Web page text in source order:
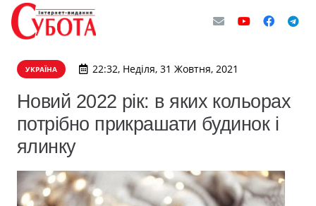
УКРАЇНА 22:32, Неділя, 31 Жовтня, 2021
Новий 2022 рік: в яких кольорах
потрібно прикрашати будинок і
ялинку